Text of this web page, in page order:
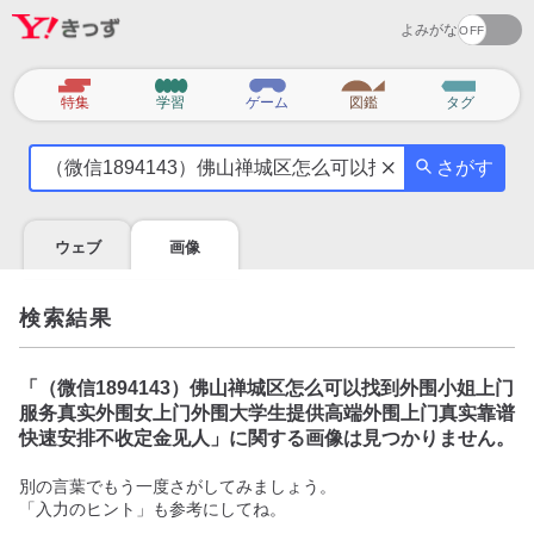
よみがな
カ
テ
特集 学習 ゲーム 図鑑 タグ
気
を
調
べ
よ
う
さがす
ウェブ 画像
検索結果
「
（微信1894143）佛山禅城区怎么可以找到外围小姐上门
服务真实外围女上门外围大学生提供高端外围上门真实靠谱
快速安排不收定金见人 」に関する画像は見つかりません。
別の言葉でもう一度さがしてみましょう。
「入力のヒント」も参考にしてね。